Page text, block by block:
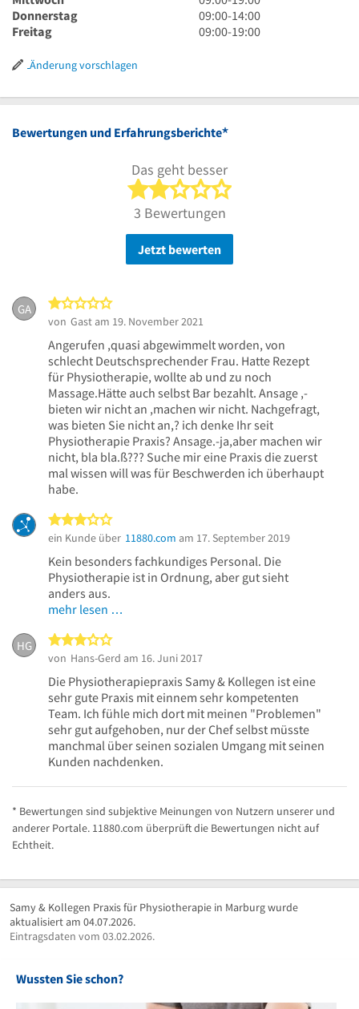
14
Uhr
bis
19
Uhr
bis
Donnerstag
9
Uhr
09:00-14:00
Freitag
9
Uhr
09:00-19:00
Änderung vorschlagen
Bewertungen und Erfahrungsberichte*
Das geht besser
2 von 5 Sternen
3 Bewertungen
Jetzt bewerten
GA
von Gast am 19. November 2021
Angerufen ,quasi abgewimmelt worden, von
schlecht Deutschsprechender Frau. Hatte Rezept
für Physiotherapie, wollte ab und zu noch
Massage.Hätte auch selbst Bar bezahlt. Ansage ,-
bieten wir nicht an ,machen wir nicht. Nachgefragt,
was bieten Sie nicht an,? ich denke Ihr seit
Physiotherapie Praxis? Ansage.-ja,aber machen wir
nicht, bla bla.ß??? Suche mir eine Praxis die zuerst
mal wissen will was für Beschwerden ich überhaupt
habe.
ein Kunde über 11880.com am 17. September 2019
Kein besonders fachkundiges Personal. Die
Physiotherapie ist in Ordnung, aber gut sieht
anders aus.
mehr lesen …
HG
von Hans-Gerd am 16. Juni 2017
Die Physiotherapiepraxis Samy & Kollegen ist eine
sehr gute Praxis mit einnem sehr kompetenten
Team. Ich fühle mich dort mit meinen "Problemen"
sehr gut aufgehoben, nur der Chef selbst müsste
manchmal über seinen sozialen Umgang mit seinen
Kunden nachdenken.
* Bewertungen sind subjektive Meinungen von Nutzern unserer und
anderer Portale. 11880.com überprüft die Bewertungen nicht auf
Echtheit.
Samy & Kollegen Praxis für Physiotherapie in Marburg wurde
aktualisiert am 04.07.2026.
Eintragsdaten vom 03.02.2026.
Wussten Sie schon?